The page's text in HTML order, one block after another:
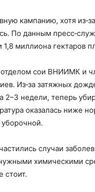
кампанию, хотя
По данным
1,8 миллиона гектаров
сои ВНИИМК и
Из‑за затяжных
недели, теперь
оказалась ниже
случаи
химическими
стоит.